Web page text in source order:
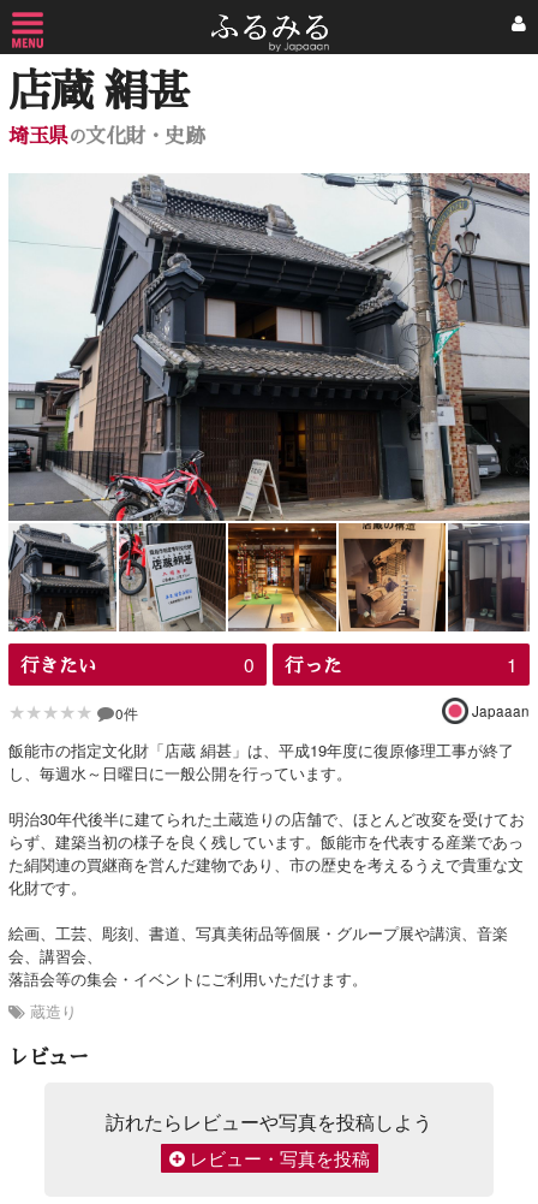
店蔵 絹甚
埼玉県の文化財・史跡
行きたい 0 行った
1
★★★★★
0件 Japaaan
飯能市の指定文化財「店蔵 絹甚」は、平成19年度に復原修理工事が終了
し、毎週水～日曜日に一般公開を行っています。
明治30年代後半に建てられた土蔵造りの店舗で、ほとんど改変を受けてお
らず、建築当初の様子を良く残しています。飯能市を代表する産業であっ
た絹関連の買継商を営んだ建物であり、市の歴史を考えるうえで貴重な文
化財です。
絵画、工芸、彫刻、書道、写真美術品等個展・グループ展や講演、音楽
会、講習会、
落語会等の集会・イベントにご利用いただけます。
蔵造り
レビュー
訪れたらレビューや写真を投稿しよう
レビュー・写真を投稿